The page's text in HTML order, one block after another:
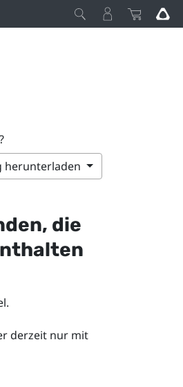
herunterladen
die
derzeit nur mit